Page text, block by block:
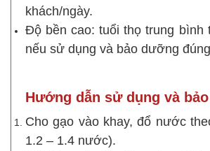
khách/ngày.
Độ bền cao: tuổi thọ trung bình
nếu sử dụng và bảo dưỡng
Hướng dẫn sử dụng và
Cho gạo vào khay, đổ nước
1.2 – 1.4 nước).